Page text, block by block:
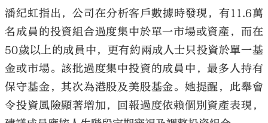
潘紀虹指出，公司在分析客戶數據時發現，有11.6萬
名成員的投資組合過度集中於單一市場或資產，而在
50歲以上的成員中，更有約兩成人士只投資於單一基
金或市場。該批過度集中投資的成員中，最多人持有
保守基金，其次為港股及美股基金。她提醒，此舉會
令投資風險顯著增加，回報過度依賴個別資產表現，